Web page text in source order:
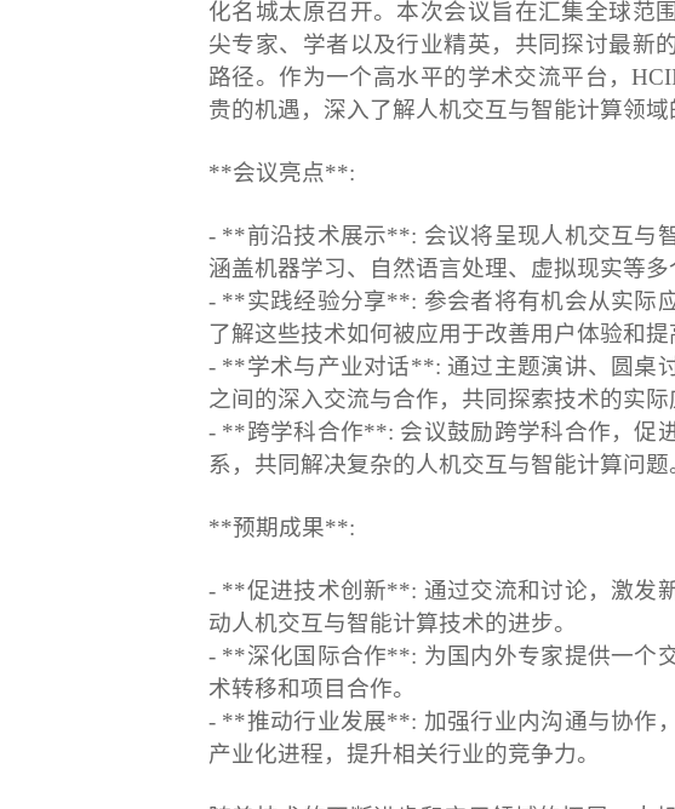
化名城太原召开。本次会议旨在汇集全球范
尖专家、学者以及行业精英，共同探讨最新
路径。作为一个高水平的学术交流平台，
贵的机遇，深入了解人机交互与智能计算领域
**会议亮点**:
- **前沿技术展示**: 会议将呈现人机交互与
涵盖机器学习、自然语言处理、虚拟现实等多
- **实践经验分享**: 参会者将有机会从实际
了解这些技术如何被应用于改善用户体验和提
- **学术与产业对话**: 通过主题演讲、圆桌
之间的深入交流与合作，共同探索技术的实际
- **跨学科合作**: 会议鼓励跨学科合作，促
系，共同解决复杂的人机交互与智能计算问题
**预期成果**:
- **促进技术创新**: 通过交流和讨论，激发
动人机交互与智能计算技术的进步。
- **深化国际合作**: 为国内外专家提供一个
术转移和项目合作。
- **推动行业发展**: 加强行业内沟通与协作
产业化进程，提升相关行业的竞争力。